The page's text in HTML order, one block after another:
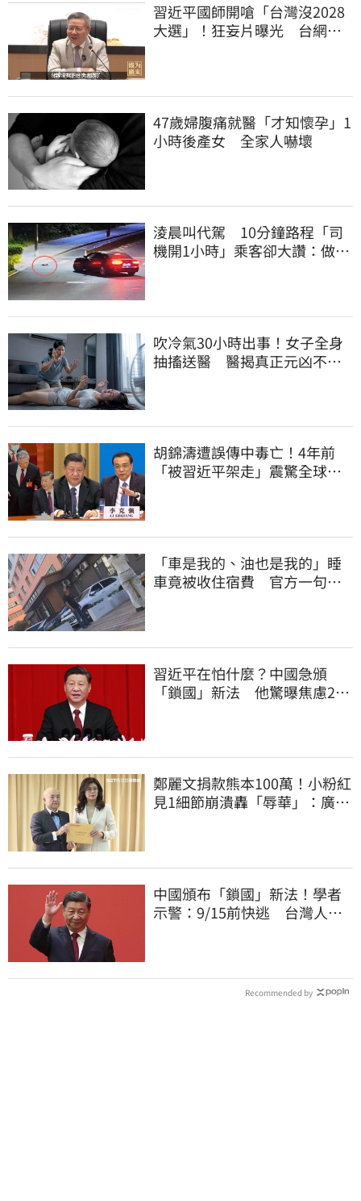
習近平國師開嗆「台灣沒2028
大選」！狂妄片曝光 台網
47歲婦腹痛就醫「才知懷孕」1
小時後產女 全家人嚇壞
淩晨叫代駕 10分鐘路程「司
機開1小時」乘客卻大讚：做得
吹冷氣30小時出事！女子全身
抽搐送醫 醫揭真正元凶不是
胡錦濤遭誤傳中毒亡！4年前
「被習近平架走」震驚全球
「車是我的、油也是我的」睡
車竟被收住宿費 官方一句話
習近平在怕什麼？中國急頒
「鎖國」新法 他驚曝焦慮2
鄭麗文捐款熊本100萬！小粉紅
見1細節崩潰轟「辱華」：廣西
中國頒布「鎖國」新法！學者
示警：9/15前快逃 台灣人也
Recommended by